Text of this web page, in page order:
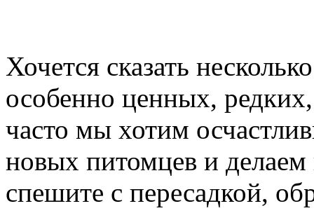
Хочется сказать
особенно ценных,
часто мы хотим
новых питомцев и
спешите с пересадкой,